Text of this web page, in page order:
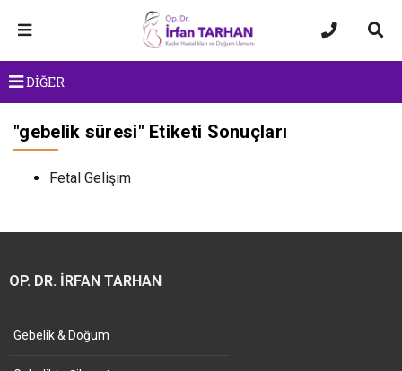
DİĞER
"gebelik süresi" Etiketi Sonuçları
Fetal Gelişim
OP. DR. İRFAN TARHAN
Gebelik & Doğum